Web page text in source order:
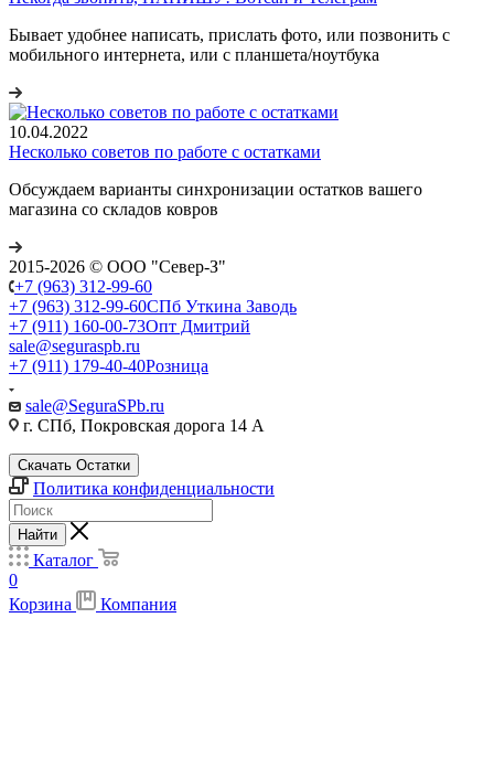
Бывает удобнее написать, прислать фото, или позвонить с
мобильного интернета, или с планшета/ноутбука
10.04.2022
Несколько советов по работе с остатками
Обсуждаем варианты синхронизации остатков вашего
магазина со складов ковров
2015-2026 © ООО "Север-З"
+7 (963) 312-99-60
+7 (963) 312-99-60СПб Уткина Заводь
+7 (911) 160-00-73Опт Дмитрий
sale@seguraspb.ru
+7 (911) 179-40-40Розница
sale@SeguraSPb.ru
г. СПб, Покровская дорога 14 А
Скачать Остатки
Политика конфиденциальности
Найти
Каталог
0
Корзина
Компания